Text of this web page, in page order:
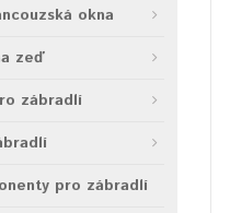
okna
zeď
zábradlí
pro zábradlí